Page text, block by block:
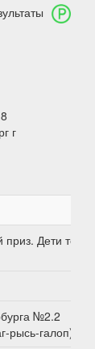
г
Дети тест
№2.2
рысь-галоп)